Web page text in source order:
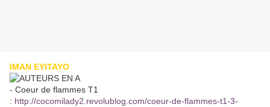
IMAN EYITAYO
- Coeur de flammes T1
: http://cocomilady2.revolublog.com/coeur-de-flammes-t1-3-